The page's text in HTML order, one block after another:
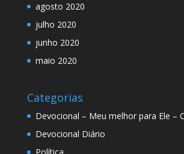
agosto 2020
julho 2020
junho 2020
maio 2020
Categorias
Devocional – Meu melhor para Ele –
Devocional Diário